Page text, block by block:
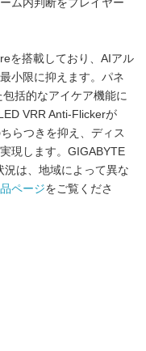
ム内判断をプレイヤー
を搭載しており、AIアル
小限に抑えます。パネ
括的なアイケア機能に
VRR Anti-Flickerが
らつきを抑え、ディス
現します。GIGABYTE
は、地域によって異な
ページをご覧くださ